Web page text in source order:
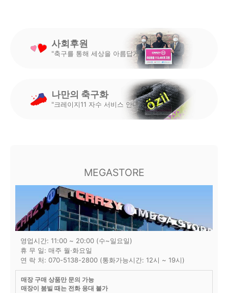
사회후원
"축구를 통해 세상을 아름답게"
나만의 축구화
"크레이지11 자수 서비스 안내"
MEGASTORE
영업시간: 11:00 ~ 20:00 (수~일요일)
휴 무 일: 매주 월·화요일
연 락 처: 070-5138-2800 (통화가능시간: 12시 ~ 19시)
매장 구매 상품만 문의 가능
매장이 붐빌 때는 전화 응대 불가